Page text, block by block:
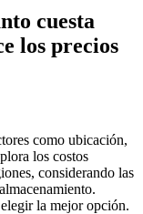
cuesta
los precios
como ubicación,
los costos
considerando las
la mejor opción.